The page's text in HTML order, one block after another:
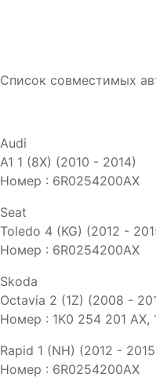
Список совместимых
Audi
A1 1 (8X) (2010 - 2014)
Номер : 6R0254200AX
Seat
Toledo 4 (KG) (2012 -
Номер : 6R0254200AX
Skoda
Octavia 2 (1Z) (2008 -
Номер : 1K0 254 201 AX,
Rapid 1 (NH) (2012 -
Номер : 6R0254200AX